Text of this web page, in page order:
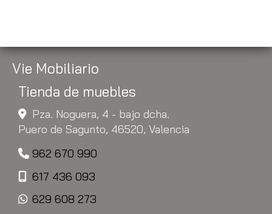
Vie Mobiliario
Tienda de muebles
Pza. Noguera, 4 - bajo dcha.
Puero de Sagunto, 46520, Valencia
962 670 990
617 436 093
629 608 273